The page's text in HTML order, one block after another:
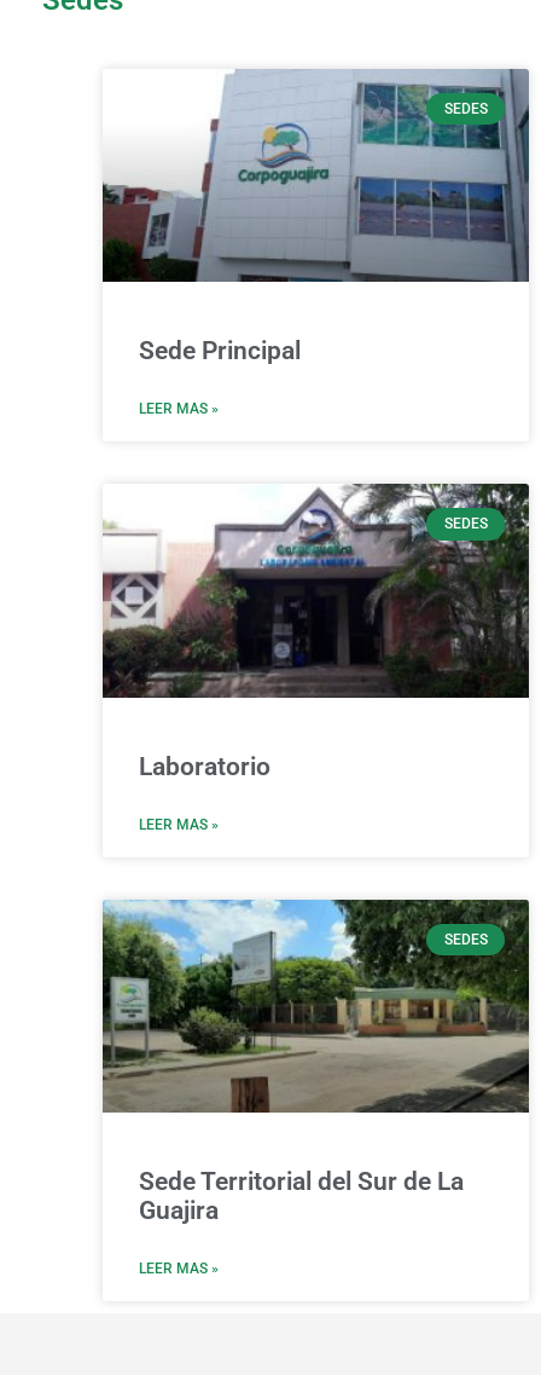
SEDES
Sede Principal
LEER MAS »
SEDES
Laboratorio
LEER MAS »
SEDES
Sede Territorial del Sur de La
Guajira
LEER MAS »